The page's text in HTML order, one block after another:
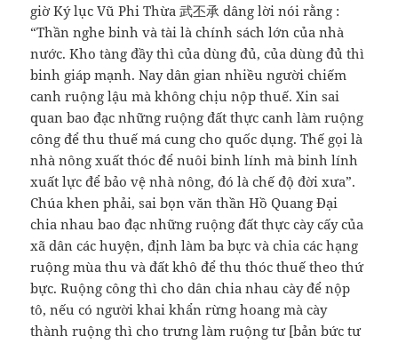
giờ Ký lục Vũ Phi Thừa 武丕承 dâng lời nói rằng :
“Thần nghe binh và tài là chính sách lớn của nhà
nước. Kho tàng đầy thì của dùng đủ, của dùng đủ thì
binh giáp mạnh. Nay dân gian nhiều người chiếm
canh ruộng lậu mà không chịu nộp thuế. Xin sai
quan bao đạc những ruộng đất thực canh làm ruộng
công để thu thuế má cung cho quốc dụng. Thế gọi là
nhà nông xuất thóc để nuôi binh lính mà binh lính
xuất lực để bảo vệ nhà nông, đó là chế độ đời xưa”.
Chúa khen phải, sai bọn văn thần Hồ Quang Đại
chia nhau bao đạc những ruộng đất thực cày cấy của
xã dân các huyện, định làm ba bực và chia các hạng
ruộng mùa thu và đất khô để thu thóc thuế theo thứ
bực. Ruộng công thì cho dân chia nhau cày để nộp
tô, nếu có người khai khẩn rừng hoang mà cày
thành ruộng thì cho trưng làm ruộng tư [bản bức tư